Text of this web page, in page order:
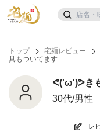
トップ 宅麺レビュー
具もついてます
ᕙ('ω')ᕗき
30代/男性
レ